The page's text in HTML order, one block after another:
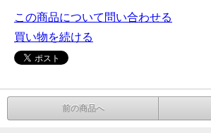
この商品について問い合わせる
買い物を続ける
前の商品へ